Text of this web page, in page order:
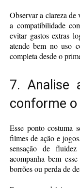
Observar a clareza de
a compatibilidade
evitar gastos extras
atende bem no uso
completa desde o
7. Analise
conforme
Esse ponto costuma
filmes de ação e
sensação de
acompanha bem
borrões ou perda de